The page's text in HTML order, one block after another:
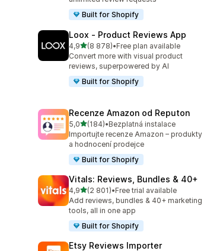
Built for Shopify
Loox ‑ Product Reviews App
4,9z 5 hvězd
(8 878)
Celkový počet recenzí: 8878
•Free plan available
Convert more with visual product
reviews, superpowered by AI
Built for Shopify
Recenze Amazon od Reputon
5,0z 5 hvězd
(184)
Celkový počet recenzí: 184
•Bezplatná instalace
Importujte recenze Amazon – produkty
a hodnocení prodejce
Built for Shopify
Vitals: Reviews, Bundles & 40+
4,9z 5 hvězd
(2 801)
Celkový počet recenzí: 2801
•Free trial available
Add reviews, bundles & 40+ marketing
tools, all in one app
Built for Shopify
Etsy Reviews Importer